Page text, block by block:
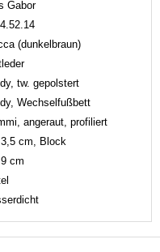
Gabor
(dunkelbraun)
tw. gepolstert
Wechselfußbett
angeraut, profiliert
cm, Block
cm